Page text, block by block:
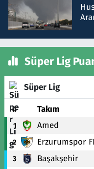
Süper Lig
Süper Lig
# Takım
1 Amed
2 Erzurumspor
3 Başakşehir